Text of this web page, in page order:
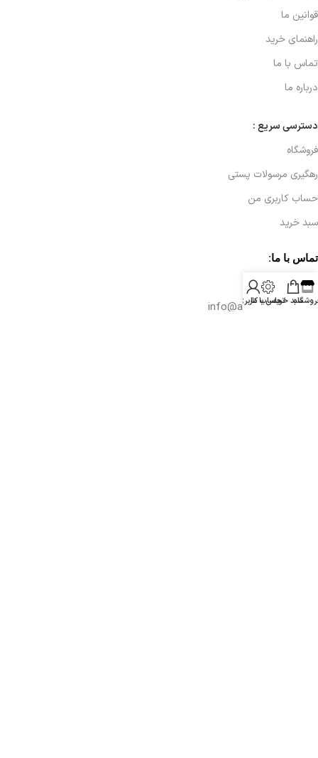
قوانین ما
راهنمای خرید
تماس با ما
درباره ما
دسترسی سریع :
فروشگاه
رهگیری مرسولات پستی
حساب کاربری من
سبد خرید
تماس با ما:
09132365701
info@aradelectronics.ir
سبد خریدتماس با ما
حساب کاربری من